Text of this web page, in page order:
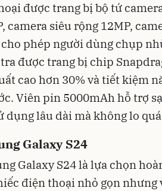
được trang bị bộ tứ
camera siêu rộng 12MP,
cho phép người dùng chụp
được trang bị chip
cao hơn 30% và tiết kiệm
Viên pin 5000mAh hỗ trợ
dụng lâu dài mà không lo
Galaxy S24
Galaxy S24 là lựa chọn
điện thoại nhỏ gọn